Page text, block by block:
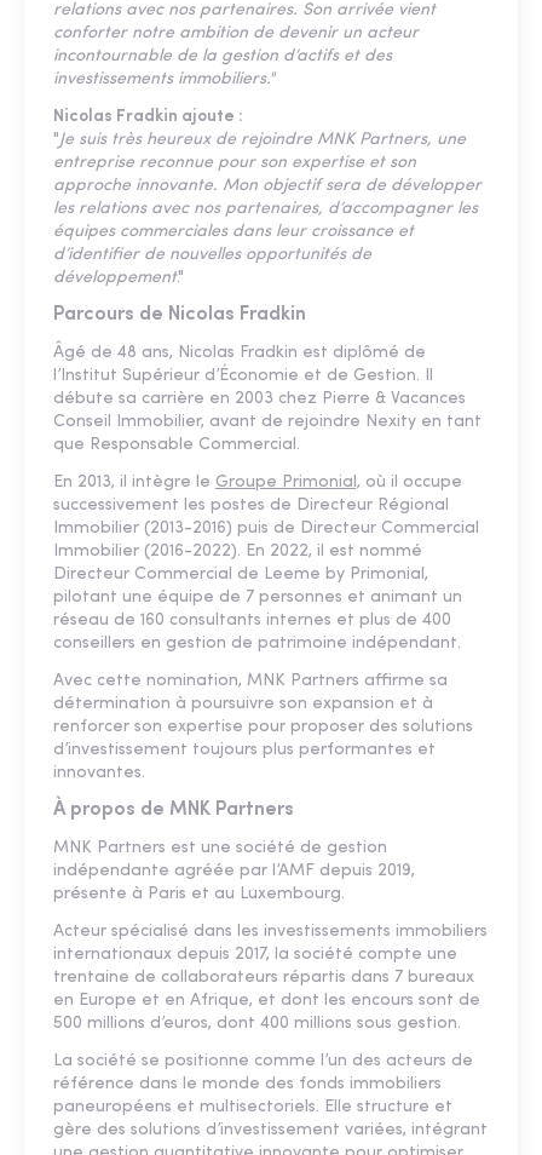
relations avec nos partenaires. Son arrivée vient
conforter notre ambition de devenir un acteur
incontournable de la gestion d’actifs et des
investissements immobiliers."
Nicolas Fradkin ajoute :
"Je suis très heureux de rejoindre MNK Partners, une
entreprise reconnue pour son expertise et son
approche innovante. Mon objectif sera de développer
les relations avec nos partenaires, d’accompagner les
équipes commerciales dans leur croissance et
d’identifier de nouvelles opportunités de
développement."
Parcours de Nicolas Fradkin
Âgé de 48 ans, Nicolas Fradkin est diplômé de
l’Institut Supérieur d’Économie et de Gestion. Il
débute sa carrière en 2003 chez Pierre & Vacances
Conseil Immobilier, avant de rejoindre Nexity en tant
que Responsable Commercial.
En 2013, il intègre le Groupe Primonial, où il occupe
successivement les postes de Directeur Régional
Immobilier (2013-2016) puis de Directeur Commercial
Immobilier (2016-2022). En 2022, il est nommé
Directeur Commercial de Leeme by Primonial,
pilotant une équipe de 7 personnes et animant un
réseau de 160 consultants internes et plus de 400
conseillers en gestion de patrimoine indépendant.
Avec cette nomination, MNK Partners affirme sa
détermination à poursuivre son expansion et à
renforcer son expertise pour proposer des solutions
d’investissement toujours plus performantes et
innovantes.
À propos de MNK Partners
MNK Partners est une société de gestion
indépendante agréée par l’AMF depuis 2019,
présente à Paris et au Luxembourg.
Acteur spécialisé dans les investissements immobiliers
internationaux depuis 2017, la société compte une
trentaine de collaborateurs répartis dans 7 bureaux
en Europe et en Afrique, et dont les encours sont de
500 millions d’euros, dont 400 millions sous gestion.
La société se positionne comme l’un des acteurs de
référence dans le monde des fonds immobiliers
paneuropéens et multisectoriels. Elle structure et
gère des solutions d’investissement variées, intégrant